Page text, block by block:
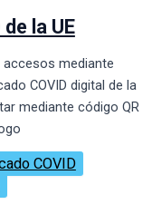
la UE
mediante
COVID digital de la
mediante código QR
COVID